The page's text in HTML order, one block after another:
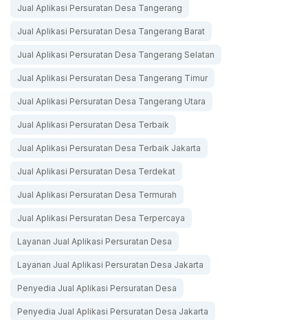
Jual Aplikasi Persuratan Desa Tangerang
Jual Aplikasi Persuratan Desa Tangerang Barat
Jual Aplikasi Persuratan Desa Tangerang Selatan
Jual Aplikasi Persuratan Desa Tangerang Timur
Jual Aplikasi Persuratan Desa Tangerang Utara
Jual Aplikasi Persuratan Desa Terbaik
Jual Aplikasi Persuratan Desa Terbaik Jakarta
Jual Aplikasi Persuratan Desa Terdekat
Jual Aplikasi Persuratan Desa Termurah
Jual Aplikasi Persuratan Desa Terpercaya
Layanan Jual Aplikasi Persuratan Desa
Layanan Jual Aplikasi Persuratan Desa Jakarta
Penyedia Jual Aplikasi Persuratan Desa
Penyedia Jual Aplikasi Persuratan Desa Jakarta